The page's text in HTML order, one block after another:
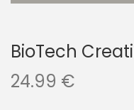
BioTech
24.99 €